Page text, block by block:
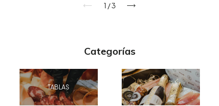
1 /3
Categorías
TABLAS